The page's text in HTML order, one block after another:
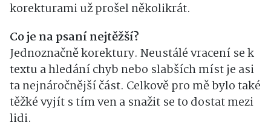
korekturami už prošel několikrát.
Co je na psaní nejtěžší?
Jednoznačně korektury. Neustálé vracení se k
textu a hledání chyb nebo slabších míst je asi
ta nejnáročnější část. Celkově pro mě bylo také
těžké vyjít s tím ven a snažit se to dostat mezi
lidi.